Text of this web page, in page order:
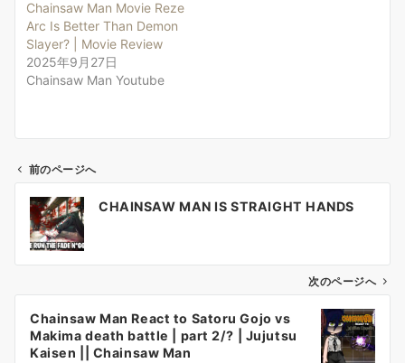
Chainsaw Man Movie Reze
Arc Is Better Than Demon
Slayer? | Movie Review
2025年9月27日
Chainsaw Man Youtube
ビ
前のページへ
CHAINSAW MAN IS STRAIGHT HANDS
次のページへ
Chainsaw Man React to Satoru Gojo vs
Makima death battle | part 2/? | Jujutsu
Kaisen || Chainsaw Man